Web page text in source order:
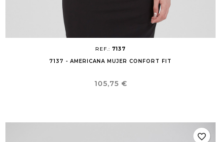
REF.: 7137
7137 - AMERICANA MUJER CONFORT FIT
Precio
105,75 €
favorite_border